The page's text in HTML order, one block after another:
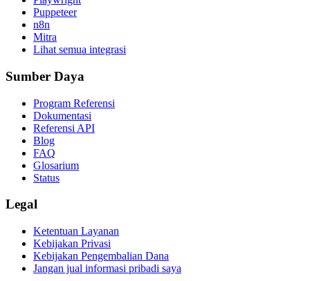
Puppeteer
n8n
Mitra
Lihat semua integrasi
Sumber Daya
Program Referensi
Dokumentasi
Referensi API
Blog
FAQ
Glosarium
Status
Legal
Ketentuan Layanan
Kebijakan Privasi
Kebijakan Pengembalian Dana
Jangan jual informasi pribadi saya